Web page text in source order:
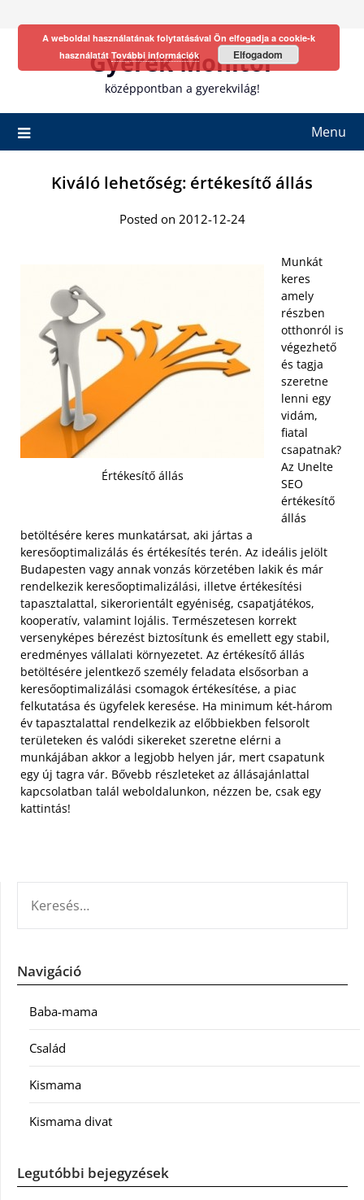
Gyerek Monitor
középpontban a gyerekvilág!
Menu
Kiváló lehetőség: értékesítő állás
Posted on 2012-12-24
Értékesítő állás
Munkát
keres
amely
részben
otthonról is
végezhető
és tagja
szeretne
lenni egy
vidám,
fiatal
csapatnak?
Az Unelte
SEO
értékesítő
állás
betöltésére keres munkatársat, aki jártas a
keresőoptimalizálás és értékesítés terén. Az ideális jelölt
Budapesten vagy annak vonzás körzetében lakik és már
rendelkezik keresőoptimalizálási, illetve értékesítési
tapasztalattal, sikerorientált egyéniség, csapatjátékos,
kooperatív, valamint lojális. Természetesen korrekt
versenyképes bérezést biztosítunk és emellett egy stabil,
eredményes vállalati környezetet. Az értékesítő állás
betöltésére jelentkező személy feladata elsősorban a
keresőoptimalizálási csomagok értékesítése, a piac
felkutatása és ügyfelek keresése. Ha minimum két-három
év tapasztalattal rendelkezik az előbbiekben felsorolt
területeken és valódi sikereket szeretne elérni a
munkájában akkor a legjobb helyen jár, mert csapatunk
egy új tagra vár. Bővebb részleteket az állásajánlattal
kapcsolatban talál weboldalunkon, nézzen be, csak egy
kattintás!
Navigáció
Baba-mama
Család
Kismama
Kismama divat
Legutóbbi bejegyzések
A weboldal használatának folytatásával Ön elfogadja a cookie-k
használatát További információk Elfogadom